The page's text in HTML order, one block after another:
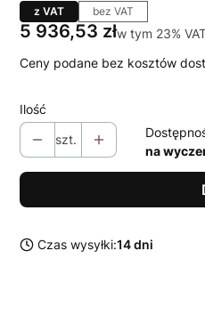
z VAT bez VAT
Cena
5 936,53 złw tym 23% VAT
w tym 23%
Ceny podane bez kosztów
Ilość
szt.
na
Czas wysyłki:14 dni